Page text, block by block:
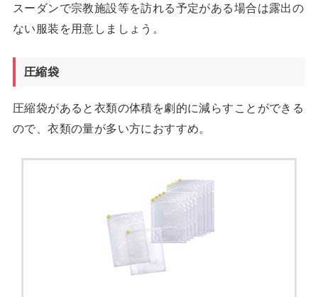
スーダンで宗教施設等を訪れる予定がある場合は露出の
ない服装を用意しましょう。
圧縮袋
圧縮袋があると衣類の体積を劇的に減らすことができる
ので、衣類の量が多い方におすすめ。